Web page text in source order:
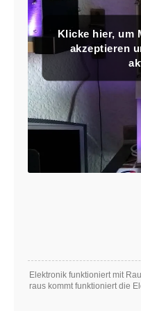
Klicke hier, um
akzeptieren
Elektronik funktioniert mit
raus kommt funktioniert die